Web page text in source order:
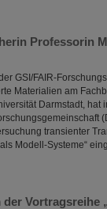
Professorin
GSI/FAIR-
Materialien am
Darmstadt, hat
transienter
Modell-Systeme“
Vortragsreihe